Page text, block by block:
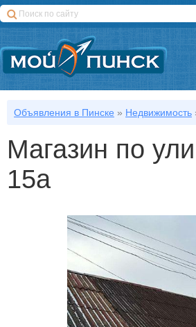
Объявления в Пинске » Недвижимость
Магазин по
15а